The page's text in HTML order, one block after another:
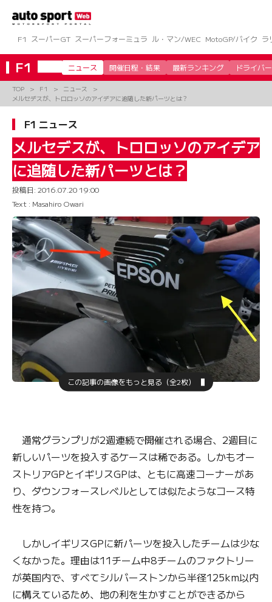
ツ
へ
ス
キ
プ
F1 スーパーGT スーパーフォーミュラ ル・マン/WEC MotoGP/バイク ラ
F1 ニュース 開催日程・結果 最新ランキング ドライバー
TOP F1
ニュース
メルセデスが、トロロッソのアイデアに追随した新パーツとは？
F1 ニュース
メルセデスが、トロロッソのアイデア
に追随した新パーツとは？
投稿日: 2016.07.20 19:00
Text : Masahiro Owari
この記事の画像をもっと見る（全2枚）
通常グランプリが2週連続で開催される場合、2週目に
新しいパーツを投入するケースは稀である。しかもオー
ストリアGPとイギリスGPは、ともに高速コーナーがあ
り、ダウンフォースレベルとしては似たようなコース特
性を持つ。
しかしイギリスGPに新パーツを投入したチームは少な
くなかった。理由は11チーム中8チームのファクトリー
が英国内で、すべてシルバーストンから半径125km以内
に構えているため、地の利を生かすことができるから